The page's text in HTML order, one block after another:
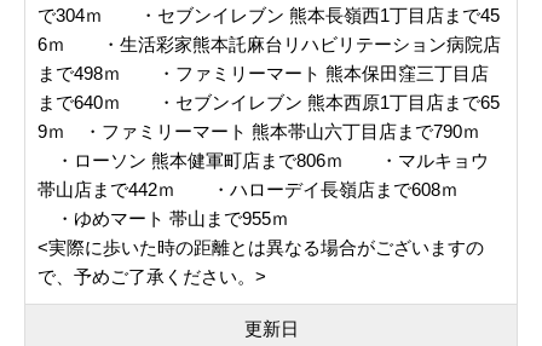
で304ｍ ・セブンイレブン 熊本長嶺西1丁目店まで45
6ｍ ・生活彩家熊本託麻台リハビリテーション病院店
まで498ｍ ・ファミリーマート 熊本保田窪三丁目店
まで640ｍ ・セブンイレブン 熊本西原1丁目店まで65
9ｍ ・ファミリーマート 熊本帯山六丁目店まで790ｍ
・ローソン 熊本健軍町店まで806ｍ ・マルキョウ
帯山店まで442ｍ ・ハローデイ長嶺店まで608ｍ
・ゆめマート 帯山まで955ｍ
<実際に歩いた時の距離とは異なる場合がございますの
で、予めご了承ください。>
更新日